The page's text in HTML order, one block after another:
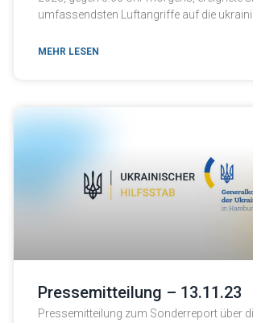
umfassendsten Luftangriffe auf die
MEHR LESEN
Pressemitteilung – 13.11.23
Pressemitteilung zum Sonderreport über